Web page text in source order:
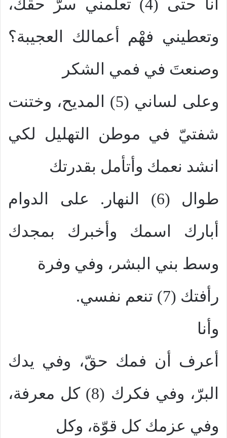
أنا حتى (4) تعلّمني سرّ حقّك،
وتعطيني فهْم أعمالك العجيبة؟
وصنعتَ في فمي الشكر
وعلى لساني (5) المديح، وختنت
شفتيّ في موطن التهليل لكي
انشد نعمك وأتأمل بقدرتك
طوال (6) النهار. على الدوام
أبارك اسمك وأخبرك بمجدك
وسط بني البشر، وفي وفرة
رأفتك (7) تنعم نفسي.
وأنا
أعرف أن فمك حقّ، وفي يدك
البرّ، وفي فكرك (8) كل معرفة،
وفي عزمك كل قوّة، وكل